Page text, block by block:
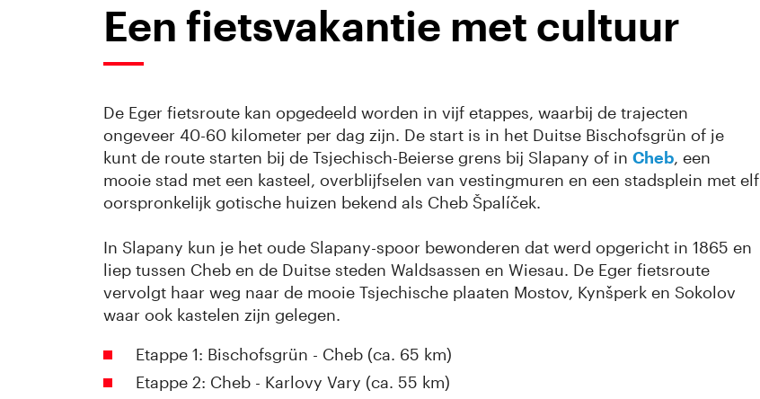
Een fietsvakantie met cultuur
De Eger fietsroute kan opgedeeld worden in vijf etappes, waarbij de trajecten
ongeveer 40-60 kilometer per dag zijn. De start is in het Duitse Bischofsgrün of je
kunt de route starten bij de Tsjechisch-Beierse grens bij Slapany of in Cheb, een
mooie stad met een kasteel, overblijfselen van vestingmuren en een stadsplein met elf
oorspronkelijk gotische huizen bekend als Cheb Špalíček.
In Slapany kun je het oude Slapany-spoor bewonderen dat werd opgericht in 1865 en
liep tussen Cheb en de Duitse steden Waldsassen en Wiesau. De Eger fietsroute
vervolgt haar weg naar de mooie Tsjechische plaaten Mostov, Kynšperk en Sokolov
waar ook kastelen zijn gelegen.
Etappe 1: Bischofsgrün - Cheb (ca. 65 km)
Etappe 2: Cheb - Karlovy Vary (ca. 55 km)